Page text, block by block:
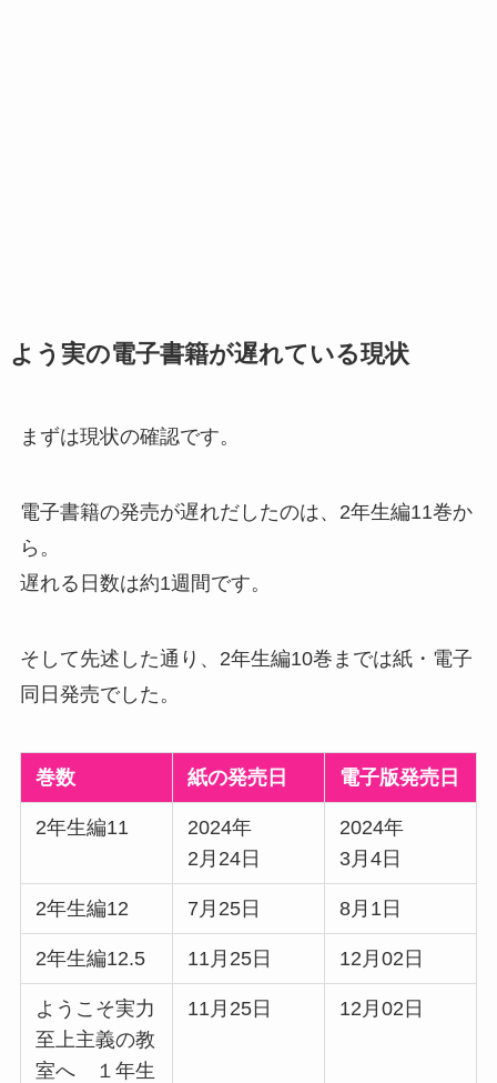
よう実の電子書籍が遅れている現状
まずは現状の確認です。
電子書籍の発売が遅れだしたのは、2年生編11巻か
ら。
遅れる日数は約1週間です。
そして先述した通り、2年生編10巻までは紙・電子
同日発売でした。
巻数 紙の発売日 電子版発売日
2年生編11
2024年
2月24日
2024年
3月4日
2年生編12 7月25日 8月1日
2年生編12.5 11月25日 12月02日
ようこそ実力
至上主義の教
室へ １年生
11月25日 12月02日